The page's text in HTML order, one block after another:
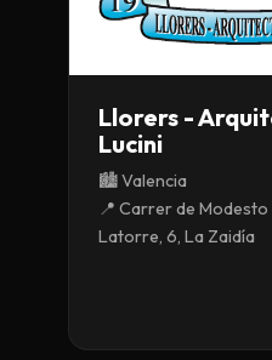
Llorers -
Lucini
🏙️ Valencia
📍 Carrer de
Latorre, 6, La Zaidía